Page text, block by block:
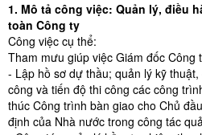
1. Mô tả công việc: Quản lý, điều
toàn Công ty
Công việc cụ thể:
Tham mưu giúp việc Giám đốc Công
- Lập hồ sơ dự thầu; quản lý kỹ
công và tiến độ thi công các công
thúc Công trình bàn giao cho Chủ
định của Nhà nước trong công tác